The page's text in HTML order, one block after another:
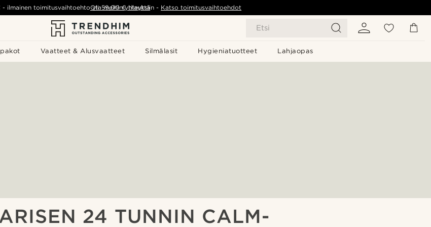
Etsi
Vaatteet & Alusvaatteet Silmälasit Hygieniatuotteet Lahjaopas
- ilmainen toimitusvaihtoehto yli 59,00 €tilauksiin - Katso toimitusvaihtoehdot
Ota meihin yhteyttä
24 TUNNIN CALM-